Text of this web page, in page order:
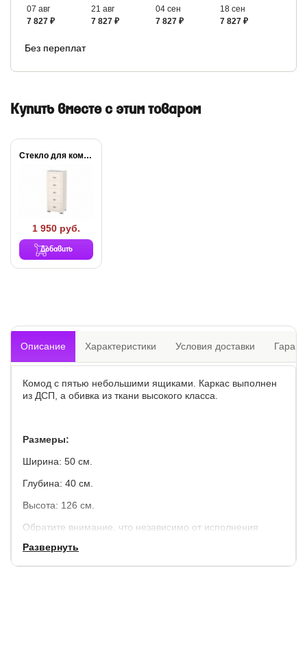
07 авг
7 827 ₽
21 авг
7 827 ₽
04 сен
7 827 ₽
18 сен
7 827 ₽
Без переплат
Купить вместе с этим товаром
Стекло для комода...
1 950 руб.
Добавить
Описание Характеристики Условия доставки
Комод с пятью небольшими ящиками. Каркас выполнен
из ДСП, а обивка из ткани высокого класса.
Размеры:
Ширина: 50 см.
Глубина: 40 см.
Высота: 126 см.
Обратите внимание, что независимо от исполнения
Развернуть